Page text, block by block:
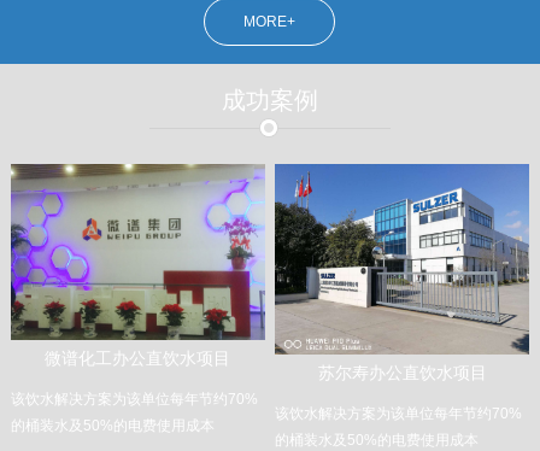
MORE+
成功案例
微谱化工办公直饮水项目
该饮水解决方案为该单位每年节约70%
的桶装水及50%的电费使用成本
苏尔寿办公直饮水项目
该饮水解决方案为该单位每年节约70%
的桶装水及50%的电费使用成本